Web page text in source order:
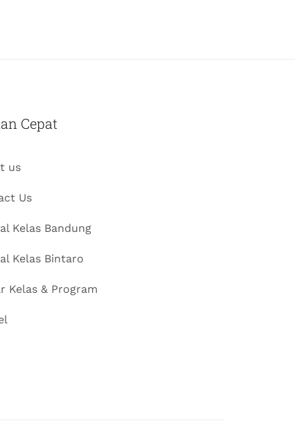
Cepat
us
Us
Kelas Bandung
Kelas Bintaro
Kelas & Program